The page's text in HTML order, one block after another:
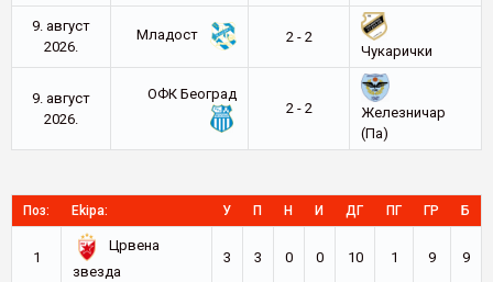
9. август
2026.
Младост
2 - 2
Чукарички
9. август
2026.
ОФК Београд
2 - 2
Железничар
(Па)
Поз: Ekipa: У П Н И ДГ ПГ ГР Б
1
Црвена
звезда
3 3 0 0 10 1 9 9